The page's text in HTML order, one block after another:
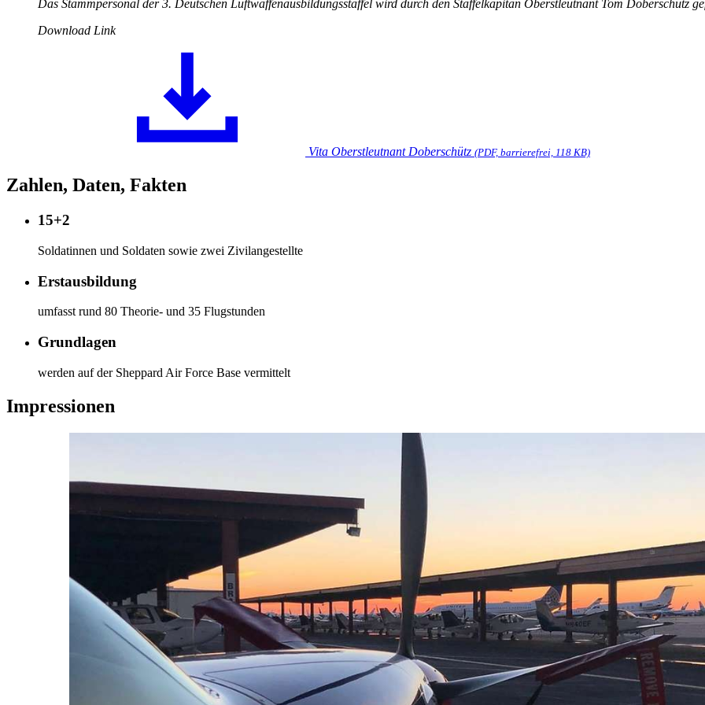
Das Stammpersonal der 3. Deutschen Luftwaffenausbildungsstaffel wird durch den Staffelkapitän Oberstleutnant Tom Doberschütz
Download Link
Vita Oberstleutnant Doberschütz (PDF, barrierefrei, 118 KB)
Zahlen, Daten, Fakten
15+2
Soldatinnen und Soldaten sowie zwei Zivilangestellte
Erstausbildung
umfasst rund 80 Theorie- und 35 Flugstunden
Grundlagen
werden auf der Sheppard Air Force Base vermittelt
Impressionen